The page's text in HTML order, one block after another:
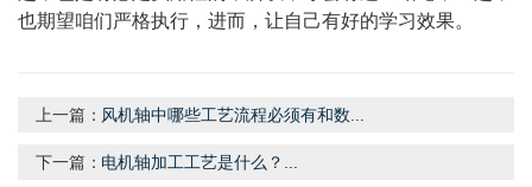
也期望咱们严格执行，进而，让自己有好的学习效果。
上一篇： 风机轴中哪些工艺流程必须有和数...
下一篇： 电机轴加工工艺是什么？...